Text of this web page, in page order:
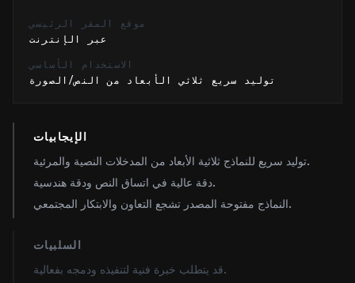
موقع المقر الرئيسي
عبر الإنترنت
الاستخدام الأساسي
توليد سريع ثلاثي الأبعاد من النص/الصورة
الإيجابيات
توليد سريع للنماذج ثلاثية الأبعاد من المدخلات النصية والمرئية.
دقة عالية في اتساق النص ودقة هندسية.
النماذج مفتوحة المصدر تشجع التعاون والابتكار المجتمعي.
السلبيات
قد يتطلب خبرة فنية لتنفيذه ودمجه بفعالية.